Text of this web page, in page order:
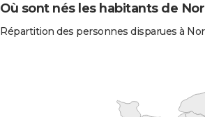
Où sont nés les habitants de
Répartition des personnes disparues à